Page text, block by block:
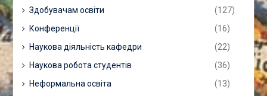
Здобувачам освіти
(127)
Конференції
(16)
Наукова діяльність кафедри
(22)
Наукова робота студентів
(36)
Неформальна освіта
(13)